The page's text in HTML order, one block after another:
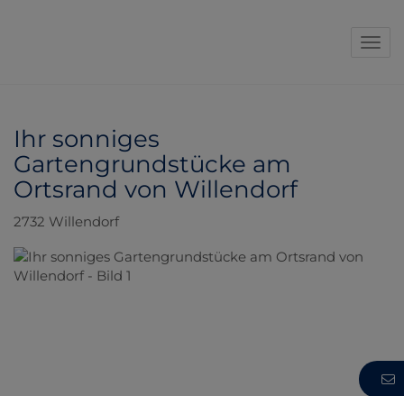
Ihr sonniges
Gartengrundstücke am
Ortsrand von Willendorf
2732 Willendorf